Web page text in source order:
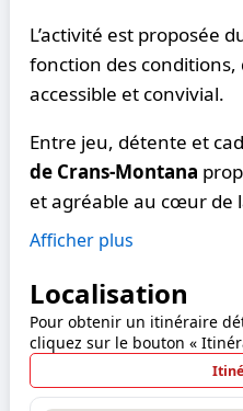
L’activité est proposée
fonction des
accessible et convivial.
Entre jeu, détente et
de Crans-Montana
et agréable au cœur de
Afficher plus
Localisation
Pour obtenir un itinéraire
cliquez sur le bouton «